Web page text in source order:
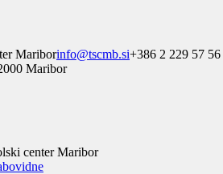
Mariborinfo@tscmb.si+386 2 229 57 56
Maribor
center Maribor